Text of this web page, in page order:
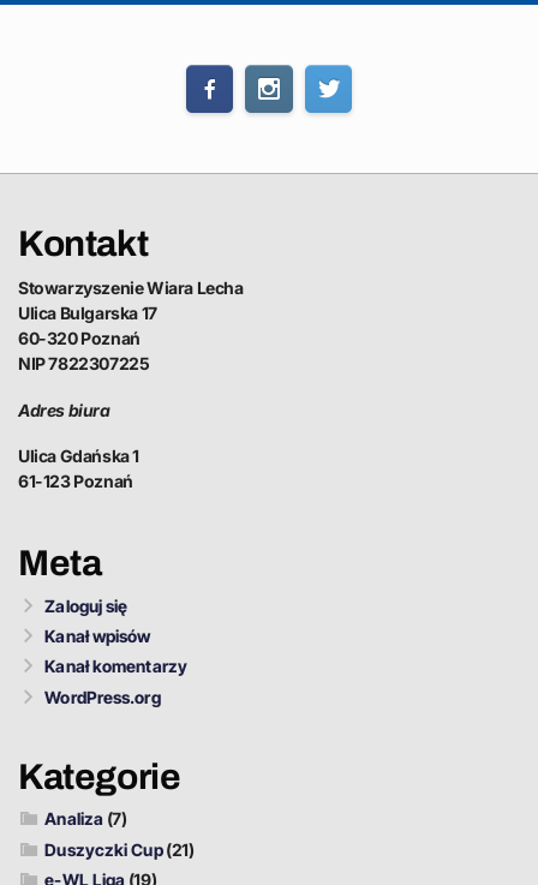
Kontakt
Stowarzyszenie Wiara Lecha
Ulica Bulgarska 17
60-320 Poznań
NIP 7822307225
Adres biura
Ulica Gdańska 1
61-123 Poznań
Meta
Zaloguj się
Kanał wpisów
Kanał komentarzy
WordPress.org
Kategorie
Analiza (7)
Duszyczki Cup(21)
e-WL Liga (19)